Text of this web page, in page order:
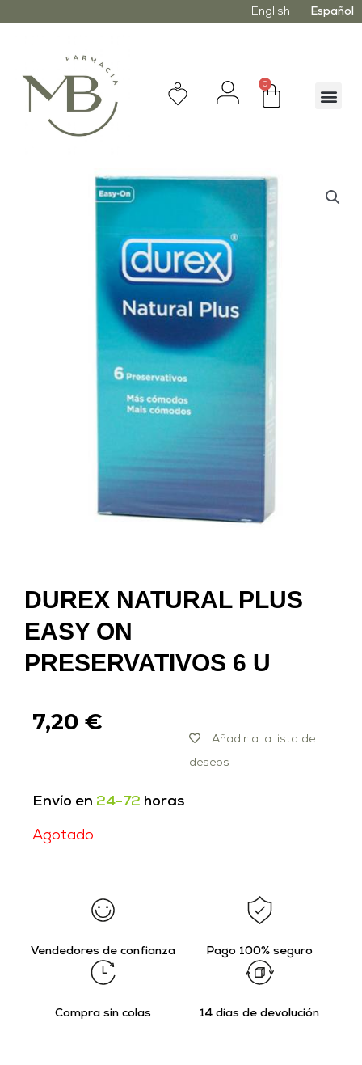
English Español
0
DUREX NATURAL PLUS
EASY ON
PRESERVATIVOS 6 U
7,20 €
Añadir a la lista de
deseos
Envío en 24-72 horas
Agotado
Vendedores de confianza Pago 100% seguro
Compra sin colas 14 días de devolución